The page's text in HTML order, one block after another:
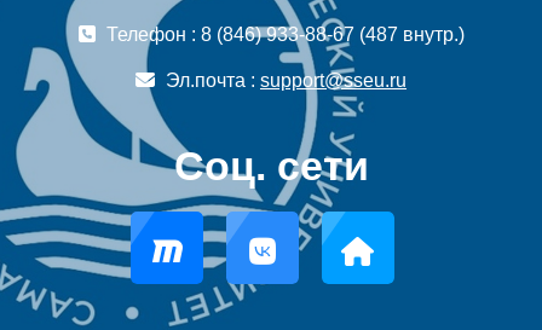
Телефон : 8 (846) 933-88-67 (487 внутр.)
Эл.почта : support@sseu.ru
Соц. сети